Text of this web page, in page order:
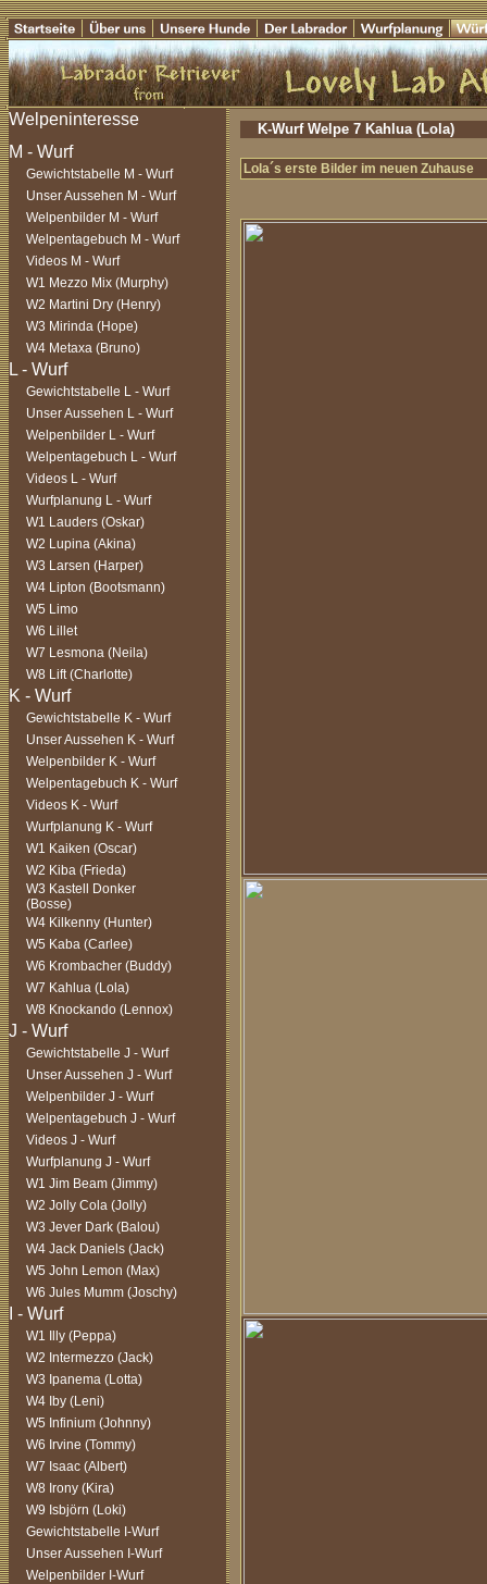
Gewichtstabelle M - Wurf
Unser Aussehen M - Wurf
Welpenbilder M - Wurf
Welpentagebuch M - Wurf
Videos M - Wurf
W1 Mezzo Mix (Murphy)
W2 Martini Dry (Henry)
W3 Mirinda (Hope)
W4 Metaxa (Bruno)
Gewichtstabelle L - Wurf
Unser Aussehen L - Wurf
Welpenbilder L - Wurf
Welpentagebuch L - Wurf
Videos L - Wurf
Wurfplanung L - Wurf
W1 Lauders (Oskar)
W2 Lupina (Akina)
W3 Larsen (Harper)
W4 Lipton (Bootsmann)
W5 Limo
W6 Lillet
W7 Lesmona (Neila)
W8 Lift (Charlotte)
Gewichtstabelle K - Wurf
Unser Aussehen K - Wurf
Welpenbilder K - Wurf
Welpentagebuch K - Wurf
Videos K - Wurf
Wurfplanung K - Wurf
W1 Kaiken (Oscar)
W2 Kiba (Frieda)
W3 Kastell Donker
(Bosse)
W4 Kilkenny (Hunter)
W5 Kaba (Carlee)
W6 Krombacher (Buddy)
W7 Kahlua (Lola)
W8 Knockando (Lennox)
Gewichtstabelle J - Wurf
Unser Aussehen J - Wurf
Welpenbilder J - Wurf
Welpentagebuch J - Wurf
Videos J - Wurf
Wurfplanung J - Wurf
W1 Jim Beam (Jimmy)
W2 Jolly Cola (Jolly)
W3 Jever Dark (Balou)
W4 Jack Daniels (Jack)
W5 John Lemon (Max)
W6 Jules Mumm (Joschy)
W1 Illy (Peppa)
W2 Intermezzo (Jack)
W3 Ipanema (Lotta)
W4 Iby (Leni)
W5 Infinium (Johnny)
W6 Irvine (Tommy)
W7 Isaac (Albert)
W8 Irony (Kira)
W9 Isbjörn (Loki)
Gewichtstabelle I-Wurf
Unser Aussehen I-Wurf
Welpenbilder I-Wurf
K-Wurf Welpe 7 Kahlua (Lola)
Lola´s erste Bilder im neuen Zuhause